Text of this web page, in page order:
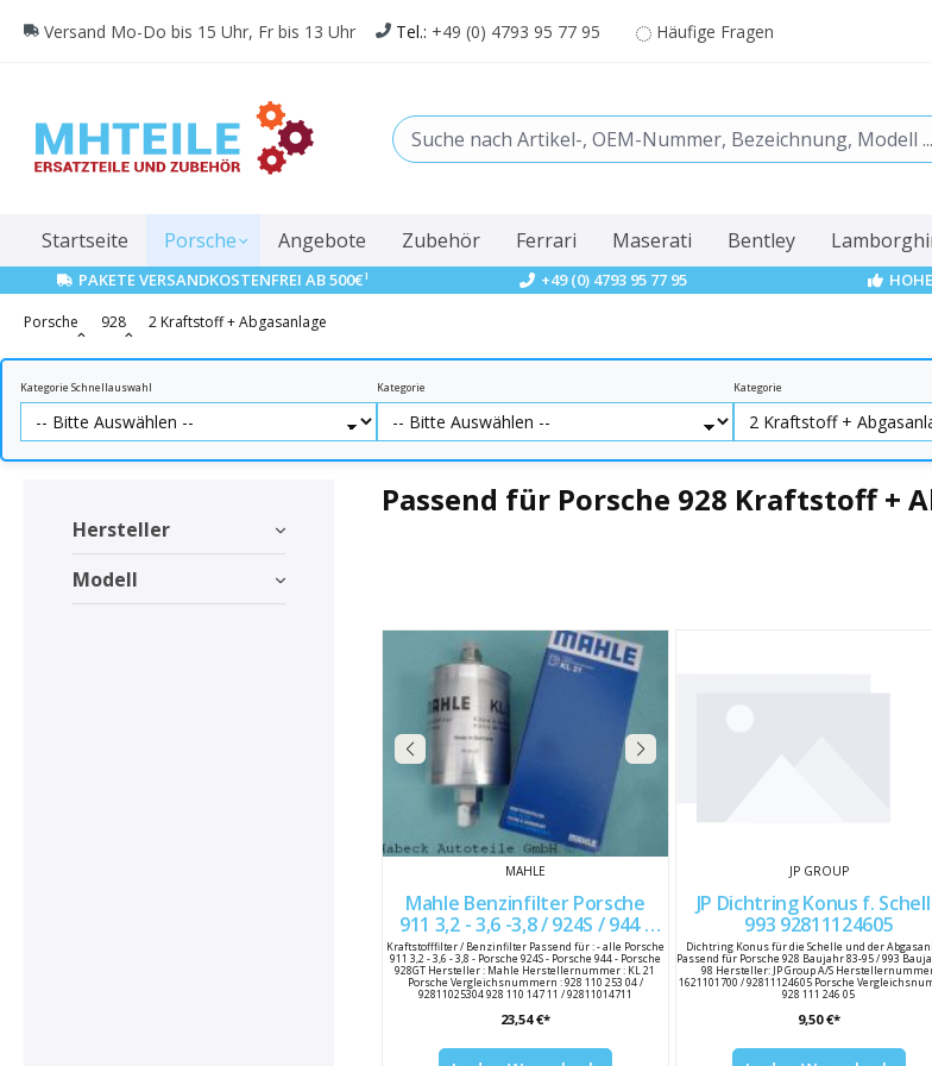
Zur Hauptnavigation springen
Versand Mo-Do bis 15 Uhr, Fr bis 13 Uhr Tel.: +49 (0) 4793 95 77 95 Häufige Fragen
Startseite Porsche Angebote Zubehör Ferrari Maserati Bentley
PAKETE VERSANDKOSTENFREI AB 500€1 +49 (0) 4793 95 77 95
Porsche 928 2 Kraftstoff + Abgasanlage
Kategorie Schnellauswahl Kategorie Kategorie
Hersteller
Modell
Passend für Porsche 928 Kraftstoff +
MAHLE
Mahle Benzinfilter Porsche
911 3,2 - 3,6 -3,8 / 924S / 944 /
928GT KL 21
Kraftstofffilter / Benzinfilter Passend für : - alle Porsche
911 3,2 - 3,6 - 3,8 - Porsche 924S - Porsche 944 - Porsche
928GT Hersteller : Mahle Herstellernummer : KL 21
Porsche Vergleichsnummern : 928 110 253 04 /
92811025304 928 110 147 11 / 92811014711
23,54 €*
JP GROUP
JP Dichtring Konus f.
993 92811124605
Dichtring Konus für die Schelle und der
Passend für Porsche 928 Baujahr 83-95 / 993
98 Hersteller: JP Group A/S
1621101700 / 92811124605 Porsche
928 111 246 05
9,50 €*